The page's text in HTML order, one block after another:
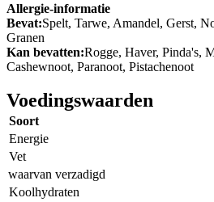
Allergie-informatie
Bevat:Spelt, Tarwe, Amandel, Gerst,
Granen
Kan bevatten:Rogge, Haver, Pinda's,
Cashewnoot, Paranoot, Pistachenoot
Voedingswaarden
Soort
Energie
Vet
waarvan verzadigd
Koolhydraten